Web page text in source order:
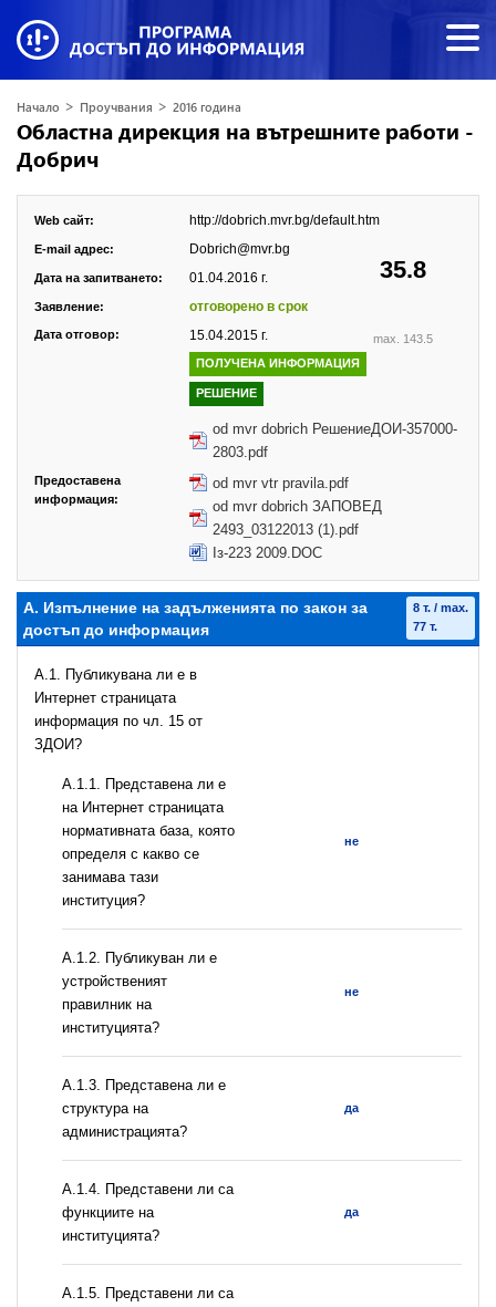
Начало > Проучвания > 2016 година
Областна дирекция на вътрешните работи -
Добрич
35.8
max. 143.5
Web сайт: http://dobrich.mvr.bg/default.htm
E-mail адрес: Dobrich@mvr.bg
Дата на запитването: 01.04.2016 г.
Заявление: отговорено в срок
Дата отговор: 15.04.2015 г.
ПОЛУЧЕНА ИНФОРМАЦИЯ
РЕШЕНИЕ
od mvr dobrich РешениеДОИ-357000-
2803.pdf
Предоставена
информация:
od mvr vtr pravila.pdf
od mvr dobrich ЗАПОВЕД
2493_03122013 (1).pdf
Iз-223 2009.DOC
А. Изпълнение на задълженията по закон за
достъп до информация
8 т. / max.
77 т.
A.1. Публикувана ли е в
Интернет страницата
информация по чл. 15 от
ЗДОИ?
A.1.1. Представена ли е
на Интернет страницата
нормативната база, която
определя с какво се
занимава тази
институция?
не
A.1.2. Публикуван ли е
устройственият
правилник на
институцията?
не
A.1.3. Представена ли е
структура на
администрацията?
да
А.1.4. Представени ли са
функциите на
институцията?
да
А.1.5. Представени ли са